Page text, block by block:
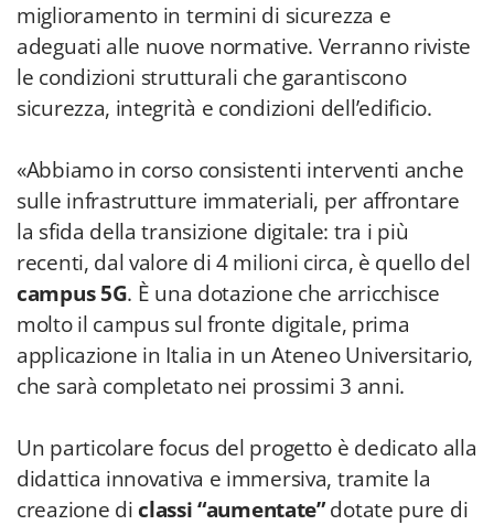
miglioramento in termini di sicurezza e
adeguati alle nuove normative. Verranno riviste
le condizioni strutturali che garantiscono
sicurezza, integrità e condizioni dell’edificio.
«Abbiamo in corso consistenti interventi anche
sulle infrastrutture immateriali, per affrontare
la sfida della transizione digitale: tra i più
recenti, dal valore di 4 milioni circa, è quello del
campus 5G. È una dotazione che arricchisce
molto il campus sul fronte digitale, prima
applicazione in Italia in un Ateneo Universitario,
che sarà completato nei prossimi 3 anni.
Un particolare focus del progetto è dedicato alla
didattica innovativa e immersiva, tramite la
creazione di classi “aumentate”dotate pure di